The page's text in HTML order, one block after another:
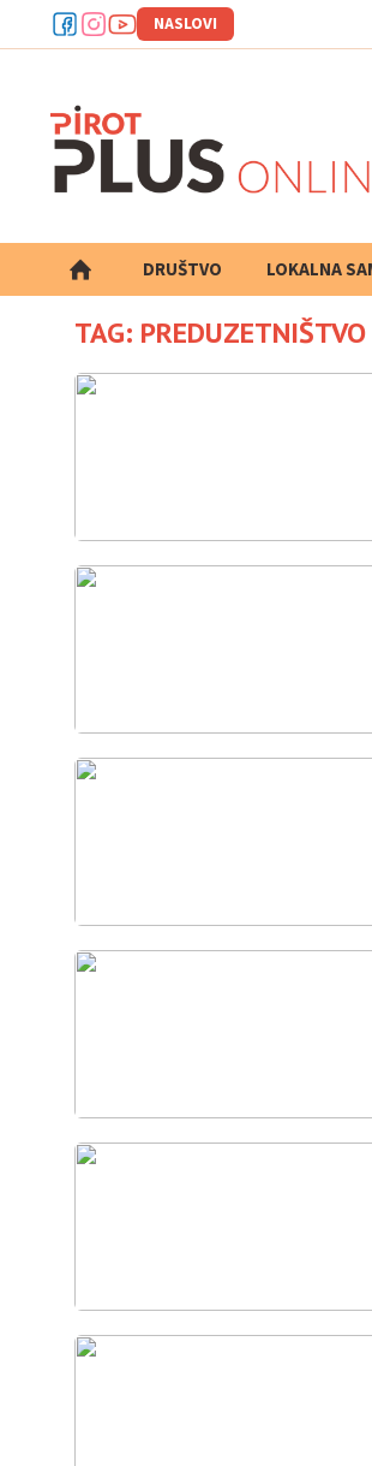
NASLOVI
DRUŠTVO LOKALNA
PRETRAGA
TAG: PREDUZETNIŠTVO